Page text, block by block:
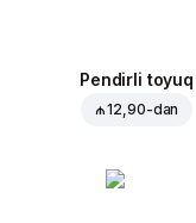
Pendirli toyuq
₼ 12,90-dan